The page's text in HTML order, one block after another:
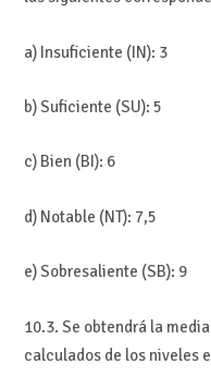
a) Insuficiente (IN): 3
b) Suficiente (SU): 5
c) Bien (BI): 6
d) Notable (NT): 7,5
e) Sobresaliente (SB): 9
10.3. Se obtendrá la
calculados de los niveles